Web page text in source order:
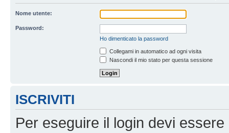
Nome utente:
Password:
Ho dimenticato la password
Collegami in automatico ad ogni visita
Nascondi il mio stato per questa sessione
ISCRIVITI
Per eseguire il login devi